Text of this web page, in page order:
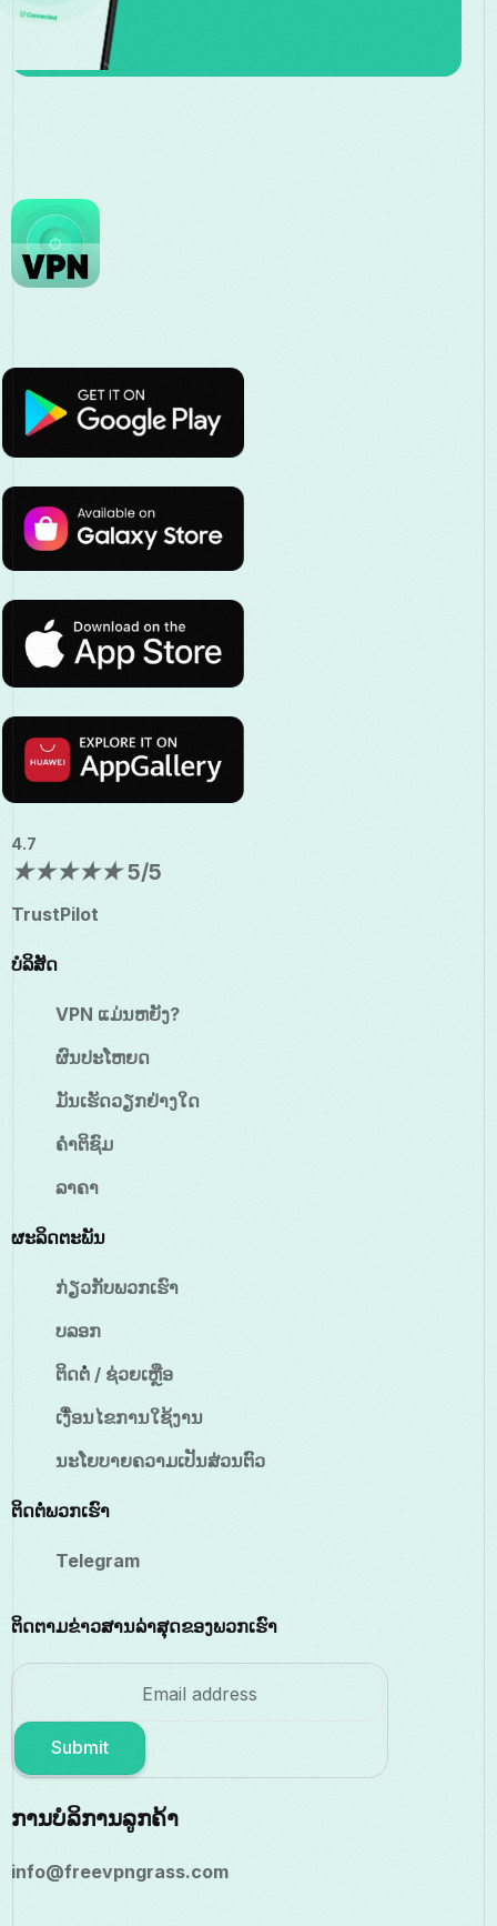
4.7
★★★★★ 5/5
TrustPilot
ບໍລິສັດ
VPN ແມ່ນຫຍັງ?
ຜົນປະໂຫຍດ
ມັນເຮັດວຽກຢ່າງໃດ
ຄຳຕິຊົມ
ລາຄາ
ຜະລິດຕະພັນ
ກ່ຽວກັບພວກເຮົາ
ບລອກ
ຕິດຕໍ່ / ຊ່ວຍເຫຼືອ
ເງື່ອນໄຂການໃຊ້ງານ
ນະໂຍບາຍຄວາມເປັນສ່ວນຕົວ
ຕິດຕໍ່ພວກເຮົາ
Telegram
ຕິດຕາມຂ່າວສານລ່າສຸດຂອງພວກເຮົາ
Submit
ການບໍລິການລູກຄ້າ
info@freevpngrass.com